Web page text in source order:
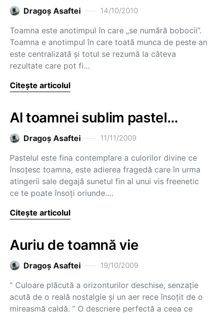
Dragoş Asaftei 14/10/2010
Toamna este anotimpul în care „se numără bobocii”.
Toamna e anotimpul în care toată munca de peste an
este centralizată şi totul se rezumă la câteva
rezultate care pot fi…
Citește articolul
Al toamnei sublim pastel…
Dragoş Asaftei 11/11/2009
Pastelul este fina contemplare a culorilor divine ce
însoţesc toamna, este adierea fragedă care în urma
atingerii sale degajă sunetul fin al unui vis freenetic
ce te poate însoţi oriunde.…
Citește articolul
Auriu de toamnă vie
Dragoş Asaftei 19/10/2009
” Culoare plăcută a orizonturilor deschise, senzaţie
acută de o reală nostalgie şi un aer rece însoţit de o
mireasmă caldă. ” O descriere perfectă a ceea ce